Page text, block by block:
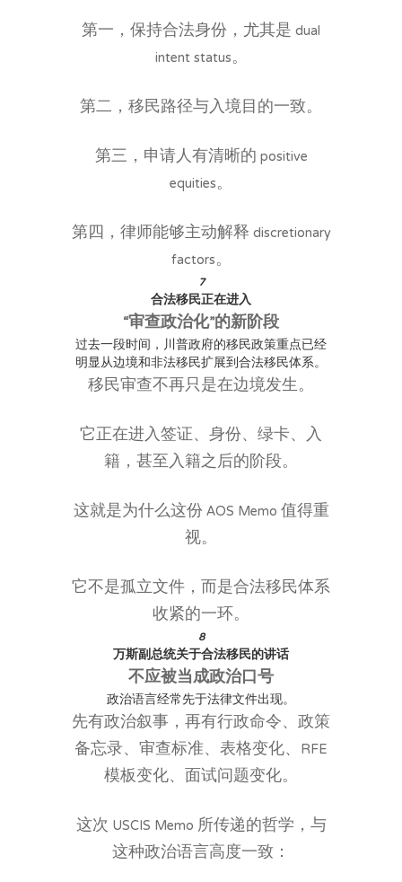
第一，保持合法身份，尤其是 dual
intent status。
第二，移民路径与入境目的一致。
第三，申请人有清晰的 positive
equities。
第四，律师能够主动解释 discretionary
factors。
7
合法移民正在进入
“审查政治化”的新阶段
过去一段时间，川普政府的移民政策重点已经
明显从边境和非法移民扩展到合法移民体系。
移民审查不再只是在边境发生。
它正在进入签证、身份、绿卡、入
籍，甚至入籍之后的阶段。
这就是为什么这份 AOS Memo 值得重
视。
它不是孤立文件，而是合法移民体系
收紧的一环。
8
万斯副总统关于合法移民的讲话
不应被当成政治口号
政治语言经常先于法律文件出现。
先有政治叙事，再有行政命令、政策
备忘录、审查标准、表格变化、RFE
模板变化、面试问题变化。
这次 USCIS Memo 所传递的哲学，与
这种政治语言高度一致：